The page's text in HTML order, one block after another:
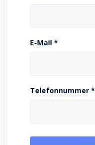
E-Mail *
Telefonnummer *